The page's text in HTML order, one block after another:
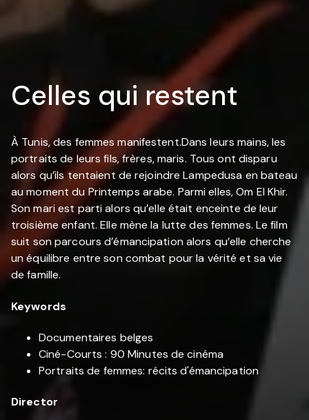
Celles qui restent
À Tunis, des femmes manifestent.Dans leurs mains, les
portraits de leurs fils, frères, maris. Tous ont disparu
alors qu’ils tentaient de rejoindre Lampedusa en bateau
au moment du Printemps arabe. Parmi elles, Om El Khir.
Son mari est parti alors qu’elle était enceinte de leur
troisième enfant. Elle mène la lutte des femmes. Le film
suit son parcours d’émancipation alors qu’elle cherche
un équilibre entre son combat pour la vérité et sa vie
de famille.
Keywords
Documentaires belges
Ciné-Courts : 90 Minutes de cinéma
Portraits de femmes: récits d'émancipation
Director